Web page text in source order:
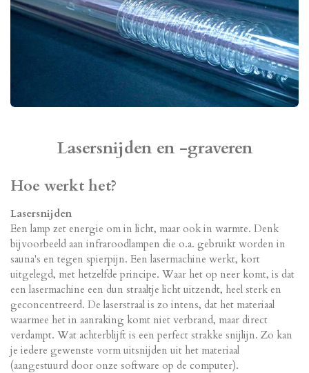
Lasersnijden en -graveren
Hoe werkt het?
Lasersnijden
Een lamp zet energie om in licht, maar ook in warmte. Denk
bijvoorbeeld aan infraroodlampen die o.a. gebruikt worden in
sauna's en tegen spierpijn. Een lasermachine werkt, kort
uitgelegd, met hetzelfde principe. Waar het op neer komt, is dat
een lasermachine een dun straaltje licht uitzendt, heel sterk en
geconcentreerd. De laserstraal is zo intens, dat het materiaal
waarmee het in aanraking komt niet verbrand, maar direct
verdampt. Wat achterblijft is een perfect strakke snijlijn. Zo kan
je iedere gewenste vorm uitsnijden uit het materiaal
(aangestuurd door onze software op de computer).